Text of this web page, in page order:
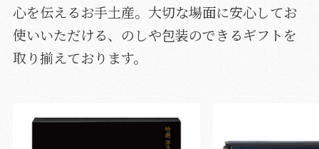
心を伝えるお手土産。大切な場面に安心してお
使いいただける、のしや包装のできるギフトを
取り揃えております。